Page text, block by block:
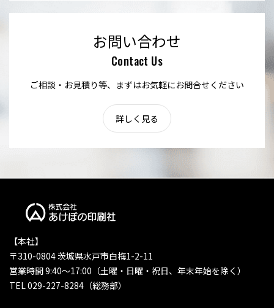
お問い合わせ
Contact Us
ご相談・お見積り等、まずはお気軽にお問合せください
詳しく見る
【本社】
〒310-0804 茨城県水戸市白梅1-2-11
営業時間 9:40〜17:00（土曜・日曜・祝日、年末年始を除く）
TEL 029-227-8284（総務部）